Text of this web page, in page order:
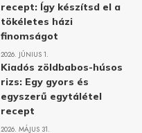
recept: Így készítsd el a
tökéletes házi
finomságot
2026. JÚNIUS 1.
Kiadós zöldbabos-húsos
rizs: Egy gyors és
egyszerű egytálétel
recept
2026. MÁJUS 31.